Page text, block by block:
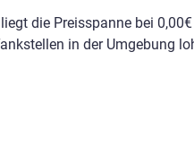
die Preisspanne bei 0,00€
in der Umgebung